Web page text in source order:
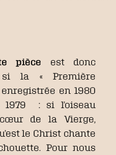
pièce est donc
si la « Première
en 1980
: si l’oiseau
de la Vierge,
le Christ chante
Pour nous